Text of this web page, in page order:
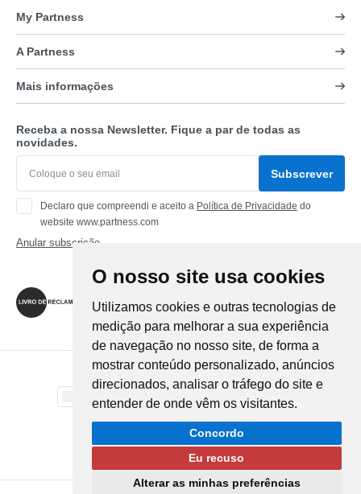
O nosso site usa cookies
Utilizamos cookies e outras tecnologias de
medição para melhorar a sua experiência
de navegação no nosso site, de forma a
mostrar conteúdo personalizado, anúncios
direcionados, analisar o tráfego do site e
entender de onde vêm os visitantes.
Concordo
Eu recuso
Alterar as minhas preferências
My Partness
A Partness
Mais informações
Receba a nossa Newsletter. Fique a par de todas as
novidades.
Subscrever
Declaro que compreendi e aceito a Política de Privacidade do
website www.partness.com
Anular subscrição
Siga-nos
Método de Pagamento
Método de Envio